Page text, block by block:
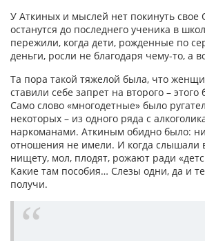
У Аткиных и мыслей нет покинуть свое
останутся до последнего ученика в
пережили, когда дети, рожденные по
деньги, росли не благодаря чему-то, а
Та пора такой тяжелой была, что
ставили себе запрет на второго –
Само слово «многодетные» было
некоторых – из одного ряда с
наркоманами. Аткиным обидно было:
отношения не имели. И когда слышали
нищету, мол, плодят, рожают ради
Какие там пособия… Слезы одни, да и
получи.